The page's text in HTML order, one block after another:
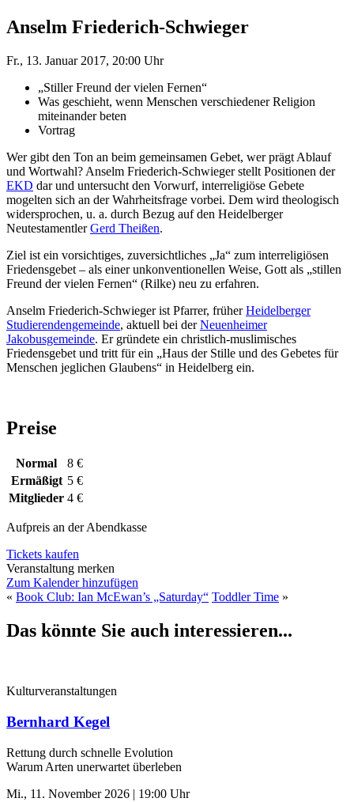
Anselm Friederich-Schwieger
Fr., 13. Januar 2017, 20:00 Uhr
„Stiller Freund der vielen Fernen“
Was geschieht, wenn Menschen verschiedener Religion
miteinander beten
Vortrag
Wer gibt den Ton an beim gemeinsamen Gebet, wer prägt Ablauf
und Wortwahl? Anselm Friederich-Schwieger stellt Positionen der
EKD dar und untersucht den Vorwurf, interreligiöse Gebete
mogelten sich an der Wahrheitsfrage vorbei. Dem wird theologisch
widersprochen, u. a. durch Bezug auf den Heidelberger
NeutestamentlerGerd Theißen.
Ziel ist ein vorsichtiges, zuversichtliches „Ja“ zum interreligiösen
Friedensgebet – als einer unkonventionellen Weise, Gott als „stillen
Freund der vielen Fernen“ (Rilke) neu zu erfahren.
Anselm Friederich-Schwieger ist Pfarrer, früherHeidelberger
Studierendengemeinde, aktuell bei derNeuenheimer
Jakobusgemeinde. Er gründete ein christlich-muslimisches
Friedensgebet und tritt für ein „Haus der Stille und des Gebetes für
Menschen jeglichen Glaubens“ in Heidelberg ein.
Preise
Normal
8 €
Ermäßigt 5 €
Mitglieder 4 €
Aufpreis an der Abendkasse
Tickets kaufen
Veranstaltung merken
Zum Kalender hinzufügen
« Book Club: Ian McEwan’s „Saturday“ Toddler Time »
Das könnte Sie auch interessieren...
Kulturveranstaltungen
Bernhard Kegel
Rettung durch schnelle ­Evolution
Warum Arten unerwartet überleben
Mi., 11. November 2026 | 19:00 Uhr